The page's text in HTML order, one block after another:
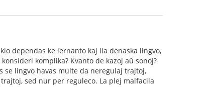
dependas ke lernanto kaj lia denaska lingvo,
komplika? Kvanto de kazoj aŭ sonoj?
lingvo havas multe da neregulaj trajtoj,
sed nur per reguleco. La plej malfacila